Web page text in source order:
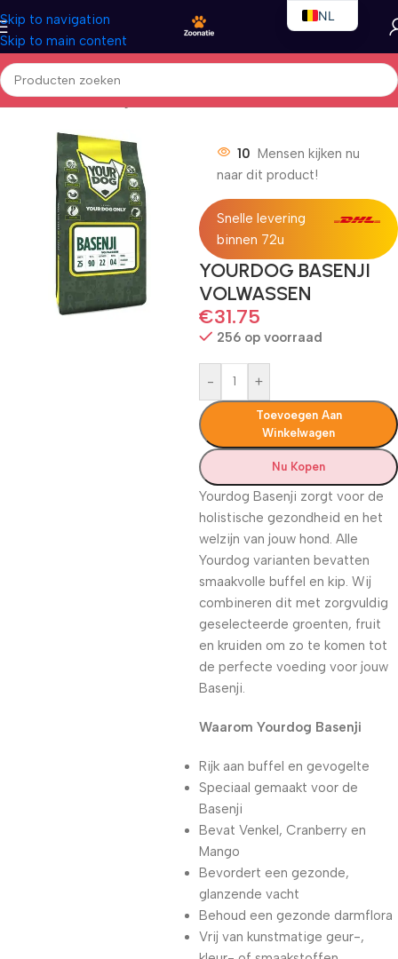
Skip to navigation
Skip to main content
Home/Honden/Droogvoer
10 Mensen kijken nu
naar dit product!
Snelle levering
binnen 72u
YOURDOG BASENJI
VOLWASSEN
€31.75
256 op voorraad
- +
Toevoegen Aan
Winkelwagen
Nu Kopen
Yourdog Basenji zorgt voor de
holistische gezondheid en het
welzijn van jouw hond. Alle
Yourdog varianten bevatten
smaakvolle buffel en kip. Wij
combineren dit met zorgvuldig
geselecteerde groenten, fruit
en kruiden om zo te komen tot
de perfecte voeding voor jouw
Basenji.
Waarom Yourdog Basenji
Rijk aan buffel en gevogelte
Speciaal gemaakt voor de
Basenji
Bevat Venkel, Cranberry en
Mango
Bevordert een gezonde,
glanzende vacht
Behoud een gezonde darmflora
Vrij van kunstmatige geur-,
NL